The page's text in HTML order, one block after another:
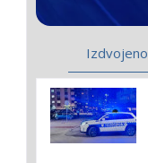
Izdvojeno